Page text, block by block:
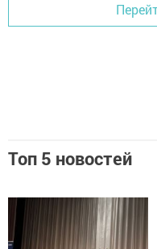
Топ 5 новостей